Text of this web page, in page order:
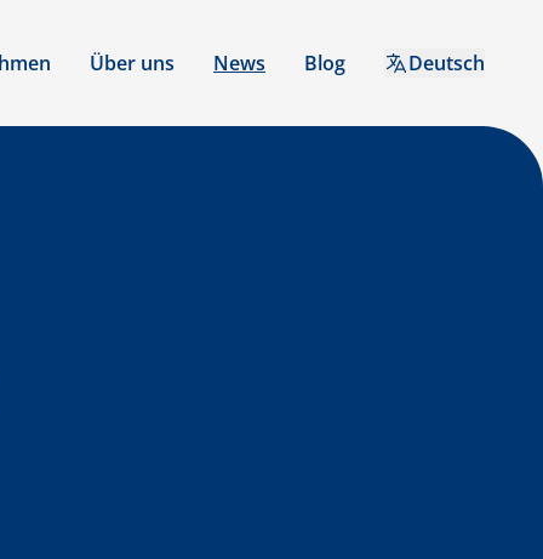
Über uns News Blog Deutsch